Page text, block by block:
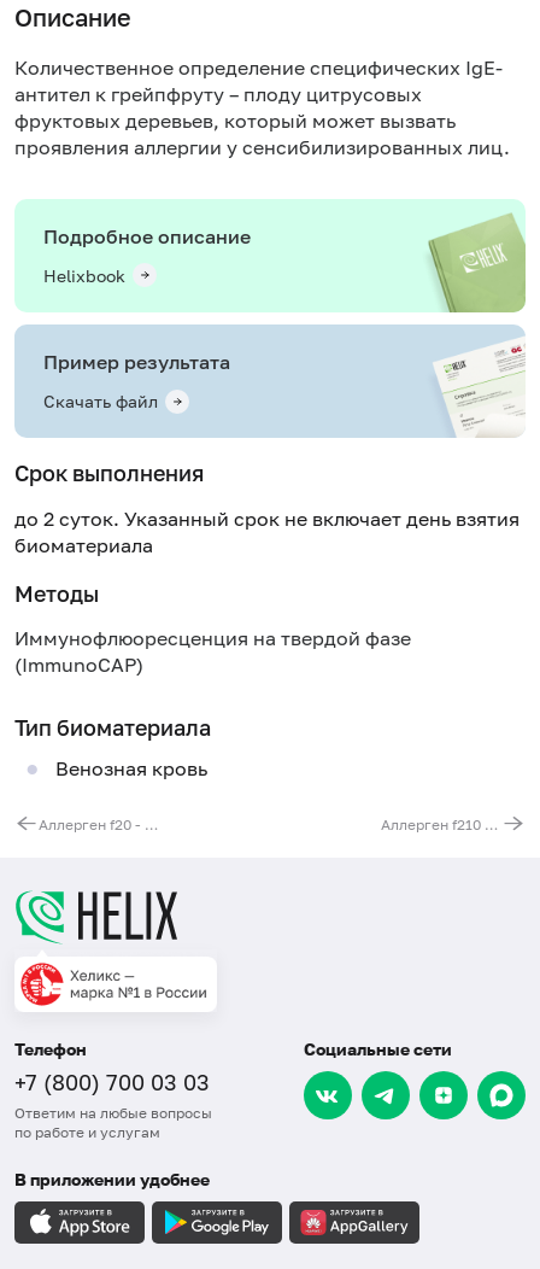
Описание
Количественное определение специфических IgE-
антител к грейпфруту – плоду цитрусовых
фруктовых деревьев, который может вызвать
проявления аллергии у сенсибилизированных лиц.
Подробное описание
Helixbook
Пример результата
Скачать файл
Срок выполнения
до 2 суток. Указанный срок не включает день взятия
биоматериала
Методы
Иммунофлюоресценция на твердой фазе
(ImmunoCAP)
Тип биоматериала
Венозная кровь
Аллерген f20 - миндаль, IgE (ImmunoCAP) Аллерген f210 - ананас (Ananas comosus), IgE (ImmunoCAP)
Телефон
+7 (800) 700 03 03
Ответим на любые вопросы
по работе и услугам
Социальные сети
В приложении удобнее